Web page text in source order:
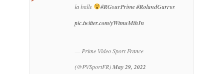
la balle #RGsurPrime#RolandGarros
pic.twitter.com/yWtmuMthIn
— Prime Video Sport France
(@PVSportFR)May 29, 2022